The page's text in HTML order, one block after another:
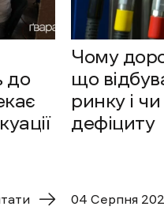
до
Чому
що
ринку і
дефіциту
04 Cерпня